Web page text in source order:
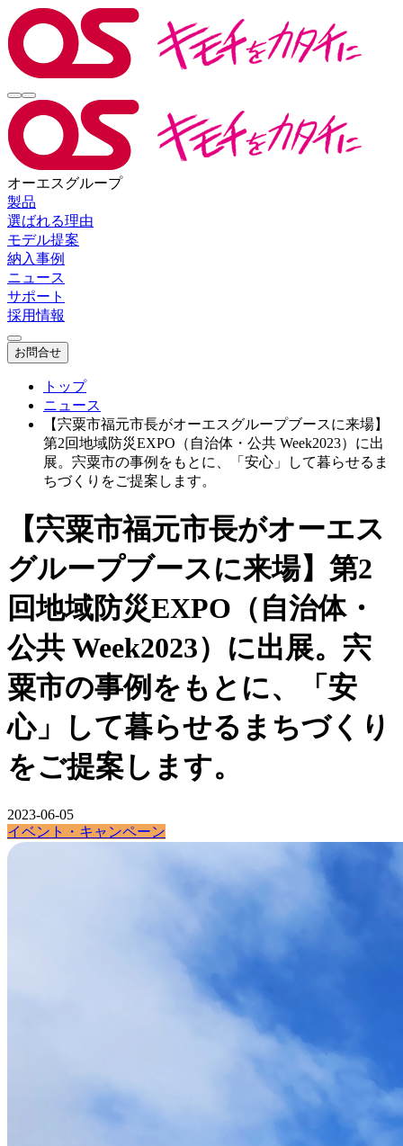
オーエスグループ
製品
選ばれる理由
モデル提案
納入事例
ニュース
サポート
採用情報
お問合せ
トップ
ニュース
【宍粟市福元市長がオーエスグループブースに来場】
第2回地域防災EXPO（自治体・公共 Week2023）に出
展。宍粟市の事例をもとに、「安心」して暮らせるま
ちづくりをご提案します。
【宍粟市福元市長がオーエス
グループブースに来場】第2
回地域防災EXPO（自治体・
公共 Week2023）に出展。宍
粟市の事例をもとに、「安
心」して暮らせるまちづくり
をご提案します。
2023-06-05
イベント・キャンペーン